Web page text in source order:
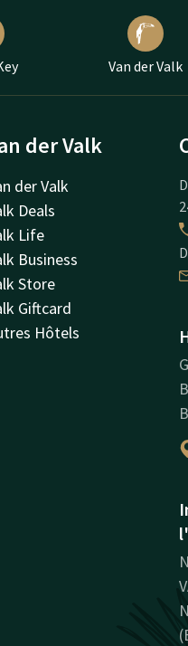
Van der Valk
der Valk
der Valk
Deals
Life
Business
Store
Giftcard
Hôtels